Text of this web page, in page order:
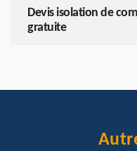
Devis isolation de
gratuite